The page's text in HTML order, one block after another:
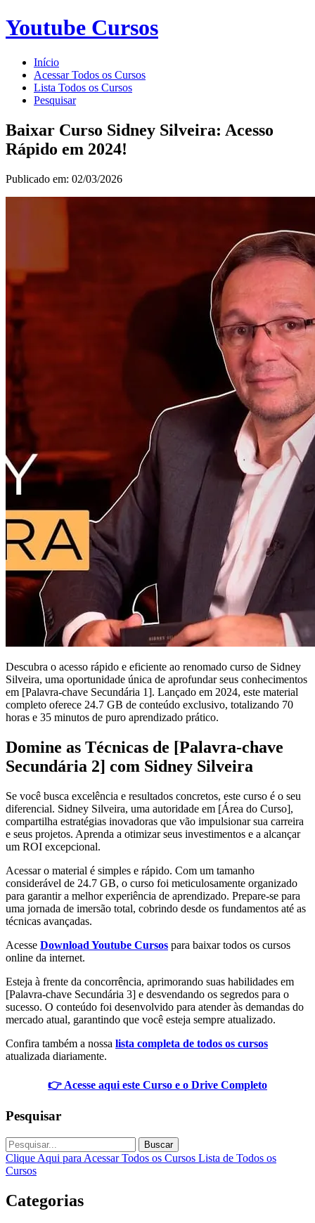
Youtube Cursos
Início
Acessar Todos os Cursos
Lista Todos os Cursos
Pesquisar
Baixar Curso Sidney Silveira: Acesso
Rápido em 2024!
Publicado em: 02/03/2026
Descubra o acesso rápido e eficiente ao renomado curso de Sidney
Silveira, uma oportunidade única de aprofundar seus conhecimentos
em [Palavra-chave Secundária 1]. Lançado em 2024, este material
completo oferece 24.7 GB de conteúdo exclusivo, totalizando 70
horas e 35 minutos de puro aprendizado prático.
Domine as Técnicas de [Palavra-chave
Secundária 2] com Sidney Silveira
Se você busca excelência e resultados concretos, este curso é o seu
diferencial. Sidney Silveira, uma autoridade em [Área do Curso],
compartilha estratégias inovadoras que vão impulsionar sua carreira
e seus projetos. Aprenda a otimizar seus investimentos e a alcançar
um ROI excepcional.
Acessar o material é simples e rápido. Com um tamanho
considerável de 24.7 GB, o curso foi meticulosamente organizado
para garantir a melhor experiência de aprendizado. Prepare-se para
uma jornada de imersão total, cobrindo desde os fundamentos até as
técnicas avançadas.
Acesse Download Youtube Cursos para baixar todos os cursos
online da internet.
Esteja à frente da concorrência, aprimorando suas habilidades em
[Palavra-chave Secundária 3] e desvendando os segredos para o
sucesso. O conteúdo foi desenvolvido para atender às demandas do
mercado atual, garantindo que você esteja sempre atualizado.
Confira também a nossa lista completa de todos os cursos
atualizada diariamente.
👉 Acesse aqui este Curso e o Drive Completo
Pesquisar
Buscar
Clique Aqui para Acessar Todos os Cursos Lista de Todos os
Cursos
Categorias